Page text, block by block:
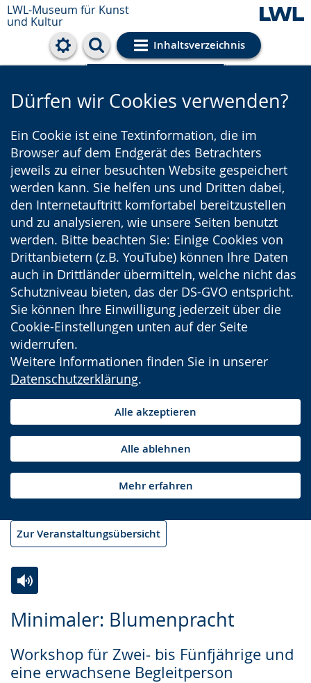
LWL-Museum für Kunst
und Kultur
Inhaltsverzeichnis
Cookie-Einstellungen
Dürfen wir Cookies verwenden?
Ein Cookie ist eine Textinformation, die im
Browser auf dem Endgerät des Betrachters
jeweils zu einer besuchten Website gespeichert
werden kann. Sie helfen uns und Dritten dabei,
den Internetauftritt komfortabel bereitzustellen
und zu analysieren, wie unsere Seiten benutzt
werden. Bitte beachten Sie: Einige Cookies von
Drittanbietern (z.B. YouTube) können Ihre Daten
auch in Drittländer übermitteln, welche nicht das
Schutzniveau bieten, das der DS-GVO entspricht.
Sie können Ihre Einwilligung jederzeit über die
Cookie-Einstellungen unten auf der Seite
widerrufen.
Weitere Informationen finden Sie in unserer
Datenschutzerklärung.
Alle akzeptieren
Alle ablehnen
Mehr erfahren
Zur Veranstaltungsübersicht
Minimaler: Blumenpracht
Workshop für Zwei- bis Fünfjährige und
eine erwachsene Begleitperson
Leichten
wechseln.
Audio-
Video
Deutscher